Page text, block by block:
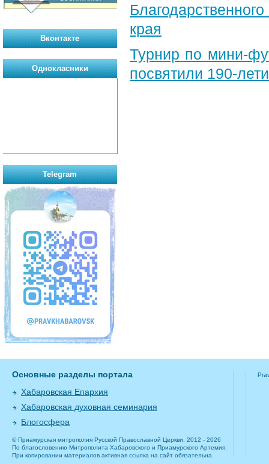
края
Турнир по мини-
посвятили 190-
Вконтакте
Однокласники
Telegram
Основные разделы портала
Хабаровская Епархия
Хабаровская духовная семинария
Блогосфера
© Приамурская митрополия Русской Православной Церкви, 2012 - 2026
По благословению Митрополита Хабаровского и Приамурского Артемия.
При копировании материалов активная ссылка на сайт обязательна.